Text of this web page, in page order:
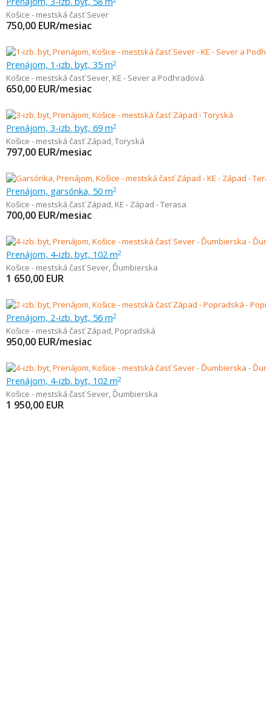
Košice - mestská časť Sever
750,00 EUR/mesiac
Prenájom, 1-izb. byt, 35 m2
Košice - mestská časť Sever, KE - Sever a Podhradová
650,00 EUR/mesiac
Prenájom, 3-izb. byt, 69 m2
Košice - mestská časť Západ,Toryská
797,00 EUR/mesiac
Prenájom, garsónka, 50 m2
Košice - mestská časť Západ, KE - Západ - Terasa
700,00 EUR/mesiac
Prenájom, 4-izb. byt, 102 m2
Košice - mestská časť Sever, Ďumbierska
1 650,00 EUR
Prenájom, 2-izb. byt, 56 m2
Košice - mestská časť Západ, Popradská
950,00 EUR/mesiac
Prenájom, 4-izb. byt, 102 m2
Košice - mestská časť Sever, Ďumbierska
1 950,00 EUR